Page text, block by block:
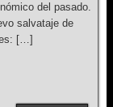
del pasado.
salvataje de
[…]